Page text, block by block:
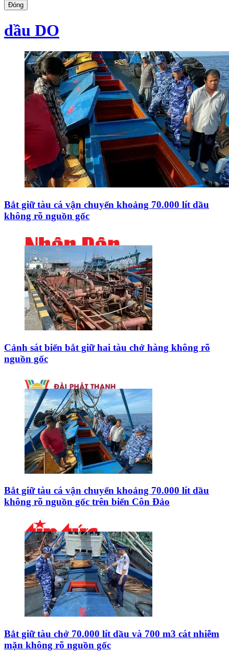
Đóng
dầu DO
Bắt giữ tàu cá vận chuyển khoảng 70.000 lít dầu
không rõ nguồn gốc
Cảnh sát biển bắt giữ hai tàu chở hàng không rõ
nguồn gốc
Bắt giữ tàu cá vận chuyển khoảng 70.000 lít dầu
không rõ nguồn gốc trên biển Côn Đảo
Bắt giữ tàu chở 70.000 lít dầu và 700 m3 cát nhiễm
mặn không rõ nguồn gốc